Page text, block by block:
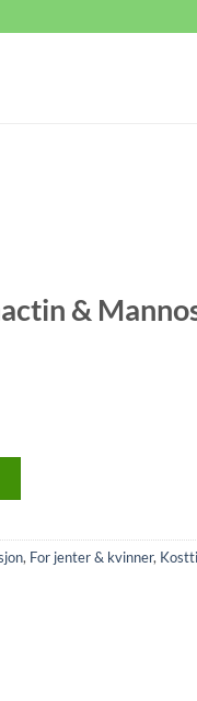
&
, For jenter & kvinner,